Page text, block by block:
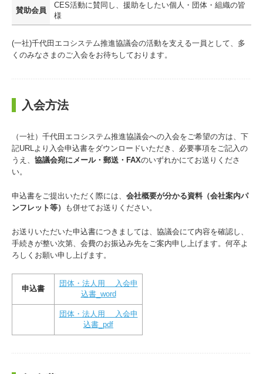
賛助会員
CES活動に賛同し、援助をしたい個人・団体・組織の皆
様
(一社)千代田エコシステム推進協議会の活動を支える一員として、多
くのみなさまのご入会をお待ちしております。
入会方法
（一社）千代田エコシステム推進協議会への入会をご希望の方は、下
記URLより入会申込書をダウンロードいただき、必要事項をご記入の
うえ、 協議会宛にメール・郵送・FAXのいずれかにてお送りくださ
い。
申込書をご提出いただく際には、 会社概要が分かる資料（会社案内パ
ンフレット等）
も併せてお送りください。
お送りいただいた申込書につきましては、協議会にて内容を確認し、
手続きが整い次第、会費のお振込み先をご案内申し上げます。何卒よ
ろしくお願い申し上げます。
申込書
団体・法人用 入会申
込書_word
団体・法人用 入会申
込書_pdf